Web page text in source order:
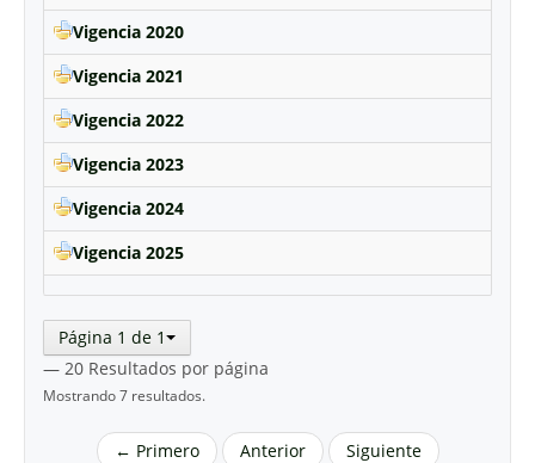
Vigencia 2020
Vigencia 2021
Vigencia 2022
Vigencia 2023
Vigencia 2024
Vigencia 2025
Página 1 de 1
— 20 Resultados por página
Mostrando 7 resultados.
← Primero Anterior
Siguiente